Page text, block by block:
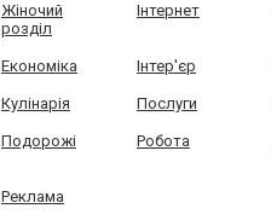
Жіночий
розділ
Інтернет
Економіка Інтер'єр
Кулінарія Послуги
Подорожі Робота
Реклама